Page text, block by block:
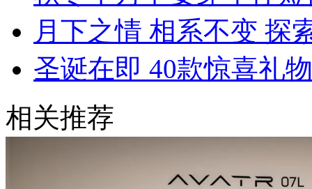
月下之情 相系不变 探
圣诞在即 40款惊喜礼
相关推荐